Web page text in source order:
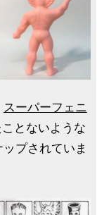
スーパーフェニ
とないような
プされていま